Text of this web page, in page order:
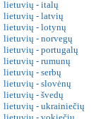
lietuvių - italų
lietuvių - latvių
lietuvių - lotynų
lietuvių - norvegų
lietuvių - portugalų
lietuvių - rumunų
lietuvių - serbų
lietuvių - slovėnų
lietuvių - švedų
lietuvių - ukrainiečių